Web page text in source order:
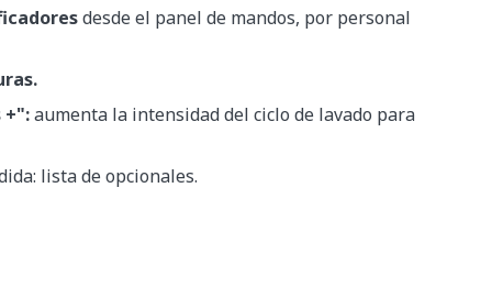
desde el panel de mandos, por personal
+":aumenta la intensidad del ciclo de lavado para
lista de opcionales.